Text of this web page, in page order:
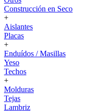
Construcción en Seco
+
Aislantes
Placas
+
Enduídos / Masillas
Yeso
Techos
+
Molduras
Tejas
Lambriz